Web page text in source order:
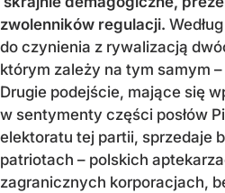
zwolenników regulacji.
do czynienia z rywalizacją
którym zależy na tym samym
Drugie podejście, mające się
w sentymenty części posłów
elektoratu tej partii, sprzedaje
patriotach – polskich
zagranicznych korporacjach,